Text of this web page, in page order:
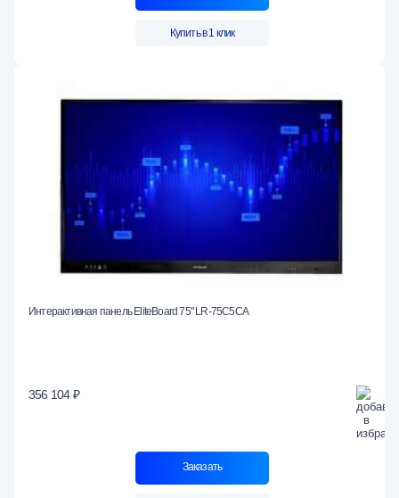
Купить в 1 клик
Интерактивная панель EliteBoard 75" LR-75С5СA
356 104 ₽
Заказать